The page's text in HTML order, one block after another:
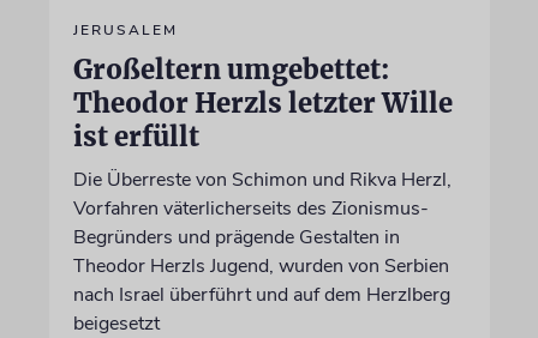
JERUSALEM
Großeltern umgebettet:
Theodor Herzls letzter Wille
ist erfüllt
Die Überreste von Schimon und Rikva Herzl,
Vorfahren väterlicherseits des Zionismus-
Begründers und prägende Gestalten in
Theodor Herzls Jugend, wurden von Serbien
nach Israel überführt und auf dem Herzlberg
beigesetzt